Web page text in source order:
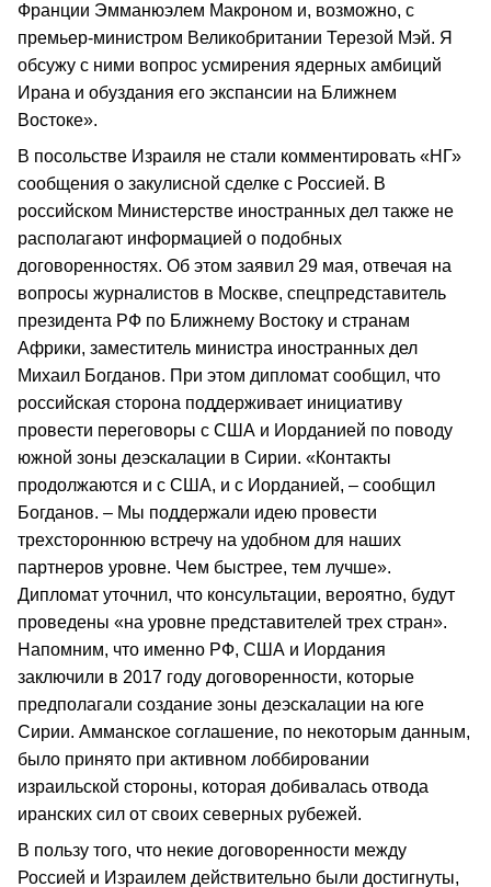
Франции Эмманюэлем Макроном и, возможно, с
премьер-министром Великобритании Терезой Мэй. Я
обсужу с ними вопрос усмирения ядерных амбиций
Ирана и обуздания его экспансии на Ближнем
Востоке».
В посольстве Израиля не стали комментировать «НГ»
сообщения о закулисной сделке с Россией. В
российском Министерстве иностранных дел также не
располагают информацией о подобных
договоренностях. Об этом заявил 29 мая, отвечая на
вопросы журналистов в Москве, спецпредставитель
президента РФ по Ближнему Востоку и странам
Африки, заместитель министра иностранных дел
Михаил Богданов. При этом дипломат сообщил, что
российская сторона поддерживает инициативу
провести переговоры с США и Иорданией по поводу
южной зоны деэскалации в Сирии. «Контакты
продолжаются и с США, и с Иорданией, – сообщил
Богданов. – Мы поддержали идею провести
трехстороннюю встречу на удобном для наших
партнеров уровне. Чем быстрее, тем лучше».
Дипломат уточнил, что консультации, вероятно, будут
проведены «на уровне представителей трех стран».
Напомним, что именно РФ, США и Иордания
заключили в 2017 году договоренности, которые
предполагали создание зоны деэскалации на юге
Сирии. Амманское соглашение, по некоторым данным,
было принято при активном лоббировании
израильской стороны, которая добивалась отвода
иранских сил от своих северных рубежей.
В пользу того, что некие договоренности между
Россией и Израилем действительно были достигнуты,